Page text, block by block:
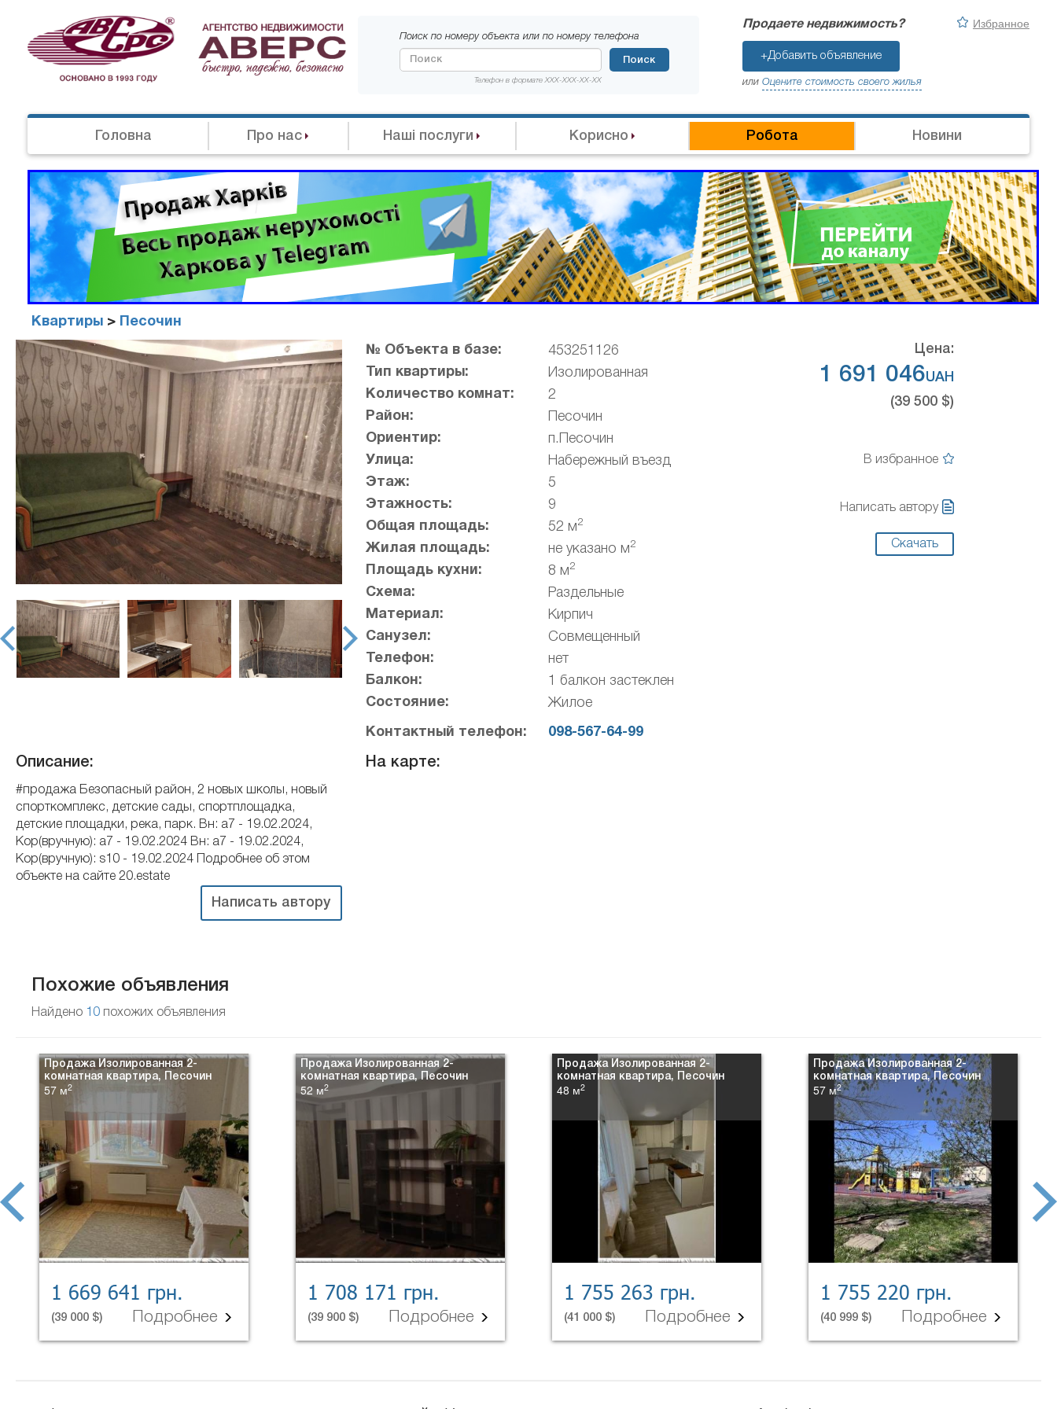
Поиск по номеру объекта или по номеру телефона
Телефон в формате XXX-XXX-XX-XX
Поиск
Продаете недвижимость?
+Добавить объявление
или Оцените стоимость своего жилья
Избранное
Головна Про нас Наші послуги Корисно Робота Новини
Квартиры > Песочин
Агенство
недвижимости
"Аверс"
prev
next
№ Объекта в базе: 453251126
Тип квартиры: Изолированная
Количество комнат: 2
Район: Песочин
Ориентир: п.Песочин
Улица: Набережный въезд
Этаж: 5
Этажность: 9
Общая площадь: 52 м2
Жилая площадь: не указано м2
Площадь кухни: 8 м2
Схема: Раздельные
Материал: Кирпич
Санузел: Совмещенный
Телефон: нет
Балкон: 1 балкон застеклен
Состояние: Жилое
Контактный телефон: 098-567-64-99
Цена:
1 691 046UAH
(39 500 $)
В избранное
Написать автору
Скачать
Описание:
#продажа Безопасный район, 2 новых школы, новый
спорткомплекс, детские сады, спортплощадка,
детские площадки, река, парк. Вн: a7 - 19.02.2024,
Кор(вручную): a7 - 19.02.2024 Вн: a7 - 19.02.2024,
Кор(вручную): s10 - 19.02.2024 Подробнее об этом
объекте на сайте 20.estate
Написать автору
На карте:
Похожие объявления
Найдено 10 похожих объявления
Продажа Изолированная 2-
комнатная квартира, Песочин
57 м2
1 669 641 грн.
(39 000 $) Подробнее
Продажа Изолированная 2-
комнатная квартира, Песочин
52 м2
1 708 171 грн.
(39 900 $) Подробнее
Продажа Изолированная 2-
комнатная квартира, Песочин
48 м2
1 755 263 грн.
(41 000 $) Подробнее
Продажа Изолированная 2-
комнатная квартира, Песочин
57 м2
1 755 220 грн.
(40 999 $) Подробнее
prev
next